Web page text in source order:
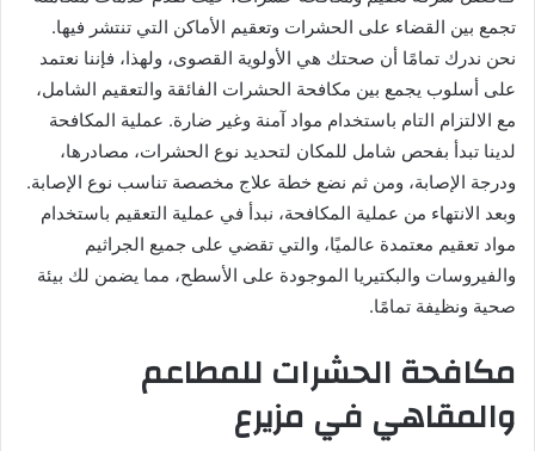
تجمع بين القضاء على الحشرات وتعقيم الأماكن التي تنتشر فيها.
نحن ندرك تمامًا أن صحتك هي الأولوية القصوى، ولهذا، فإننا نعتمد
على أسلوب يجمع بين مكافحة الحشرات الفائقة والتعقيم الشامل،
مع الالتزام التام باستخدام مواد آمنة وغير ضارة. عملية المكافحة
لدينا تبدأ بفحص شامل للمكان لتحديد نوع الحشرات، مصادرها،
ودرجة الإصابة، ومن ثم نضع خطة علاج مخصصة تناسب نوع الإصابة.
وبعد الانتهاء من عملية المكافحة، نبدأ في عملية التعقيم باستخدام
مواد تعقيم معتمدة عالميًا، والتي تقضي على جميع الجراثيم
والفيروسات والبكتيريا الموجودة على الأسطح، مما يضمن لك بيئة
صحية ونظيفة تمامًا.
مكافحة الحشرات للمطاعم
والمقاهي في مزيرع